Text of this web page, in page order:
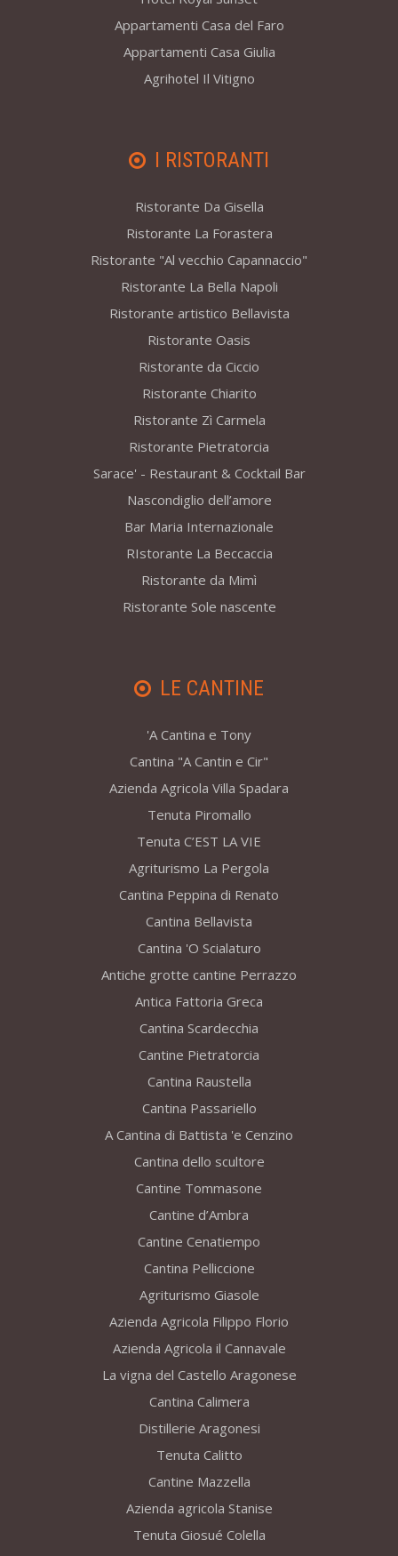
Appartamenti Casa del Faro
Appartamenti Casa Giulia
Agrihotel Il Vitigno
I RISTORANTI
Ristorante Da Gisella
Ristorante La Forastera
Ristorante "Al vecchio Capannaccio"
Ristorante La Bella Napoli
Ristorante artistico Bellavista
Ristorante Oasis
Ristorante da Ciccio
Ristorante Chiarito
Ristorante Zì Carmela
Ristorante Pietratorcia
Sarace' - Restaurant & Cocktail Bar
Nascondiglio dell’amore
Bar Maria Internazionale
RIstorante La Beccaccia
Ristorante da Mimì
Ristorante Sole nascente
LE CANTINE
'A Cantina e Tony
Cantina "A Cantin e Cir"
Azienda Agricola Villa Spadara
Tenuta Piromallo
Tenuta C’EST LA VIE
Agriturismo La Pergola
Cantina Peppina di Renato
Cantina Bellavista
Cantina 'O Scialaturo
Antiche grotte cantine Perrazzo
Antica Fattoria Greca
Cantina Scardecchia
Cantine Pietratorcia
Cantina Raustella
Cantina Passariello
A Cantina di Battista 'e Cenzino
Cantina dello scultore
Cantine Tommasone
Cantine d’Ambra
Cantine Cenatiempo
Cantina Pelliccione
Agriturismo Giasole
Azienda Agricola Filippo Florio
Azienda Agricola il Cannavale
La vigna del Castello Aragonese
Cantina Calimera
Distillerie Aragonesi
Tenuta Calitto
Cantine Mazzella
Azienda agricola Stanise
Tenuta Giosué Colella